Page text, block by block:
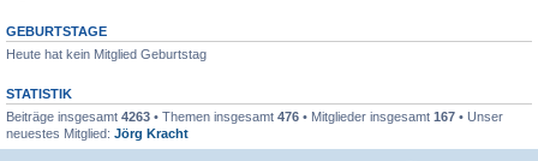
GEBURTSTAGE
Heute hat kein Mitglied Geburtstag
STATISTIK
Beiträge insgesamt 4263 • Themen insgesamt 476 • Mitglieder insgesamt 167 • Unser
neuestes Mitglied: Jörg Kracht